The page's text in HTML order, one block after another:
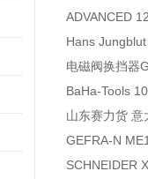
ADVANCED
Hans
电磁阀换挡器
BaHa-Tools
山东赛力货 意
GEFRA-N
SCHNEIDER